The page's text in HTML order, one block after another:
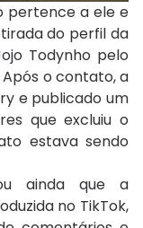
pertence a ele e
do perfil da
Todynho pelo
o contato, a
e publicado um
que excluiu o
estava sendo
ainda que a
no TikTok,